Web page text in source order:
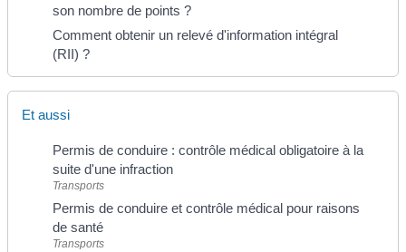
son nombre de points ?
Comment obtenir un relevé d'information intégral
(RII) ?
Et aussi
Permis de conduire : contrôle médical obligatoire à la
suite d'une infraction
Transports
Permis de conduire et contrôle médical pour raisons
de santé
Transports